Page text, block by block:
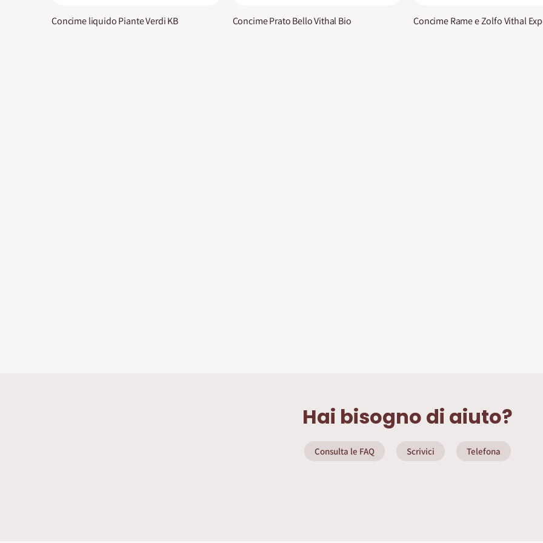
Concime liquido Piante Verdi KB Concime Prato Bello Vithal Bio Concime Rame e Zolfo Vithal
Hai bisogno di aiuto?
Consulta le FAQ Scrivici Telefona